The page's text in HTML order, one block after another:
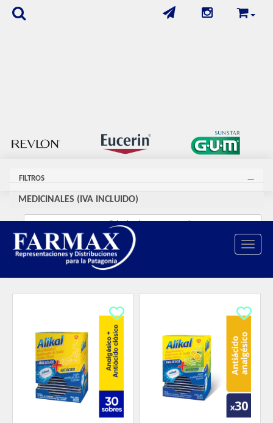
Toggle
FILTROS
MEDICINALES (IVA INCLUIDO)
Medicinales (IVA INCLUIDO)
Se encontraron29productos